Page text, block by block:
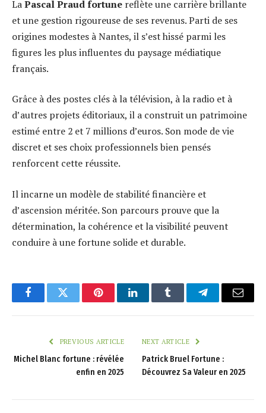
LaPascal Praud fortune reflète une carrière brillante
et une gestion rigoureuse de ses revenus. Parti de ses
origines modestes à Nantes, il s’est hissé parmi les
figures les plus influentes du paysage médiatique
français.
Grâce à des postes clés à la télévision, à la radio et à
d’autres projets éditoriaux, il a construit un patrimoine
estimé entre 2 et 7 millions d’euros. Son mode de vie
discret et ses choix professionnels bien pensés
renforcent cette réussite.
Il incarne un modèle de stabilité financière et
d’ascension méritée. Son parcours prouve que la
détermination, la cohérence et la visibilité peuvent
conduire à une fortune solide et durable.
FacebookTwitter PinterestLinkedInTumblr TelegramEmail
PREVIOUS ARTICLE
Michel Blanc fortune : révélée
enfin en 2025
NEXT ARTICLE
Patrick Bruel Fortune :
Découvrez Sa Valeur en 2025